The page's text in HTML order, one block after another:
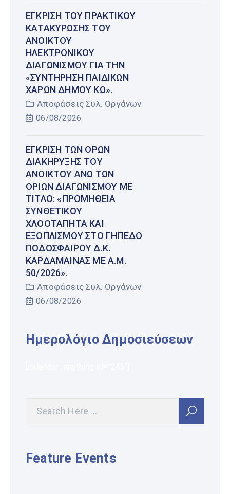
ΈΓΚΡΙΣΗ ΤΟΥ ΠΡΑΚΤΙΚΟΎ
ΚΑΤΑΚΎΡΩΣΗΣ ΤΟΥ
ΑΝΟΙΚΤΟΎ
ΗΛΕΚΤΡΟΝΙΚΟΎ
ΔΙΑΓΩΝΙΣΜΟΎ ΓΙΑ ΤΗΝ
«ΣΥΝΤΉΡΗΣΗ ΠΑΙΔΙΚΏΝ
ΧΑΡΏΝ ΔΉΜΟΥ ΚΩ».
Αποφάσεις Συλ. Οργάνων
06/08/2026
ΈΓΚΡΙΣΗ ΤΩΝ ΌΡΩΝ
ΔΙΑΚΉΡΥΞΗΣ ΤΟΥ
ΑΝΟΙΚΤΟΎ ΆΝΩ ΤΩΝ
ΟΡΊΩΝ ΔΙΑΓΩΝΙΣΜΟΎ ΜΕ
ΤΊΤΛΟ: «ΠΡΟΜΉΘΕΙΑ
ΣΥΝΘΕΤΙΚΟΎ
ΧΛΟΟΤΆΠΗΤΑ ΚΑΙ
ΕΞΟΠΛΙΣΜΟΎ ΣΤΟ ΓΉΠΕΔΟ
ΠΟΔΟΣΦΑΊΡΟΥ Δ.Κ.
ΚΑΡΔΆΜΑΙΝΑΣ ΜΕ Α.Μ.
50/2026».
Αποφάσεις Συλ. Οργάνων
06/08/2026
Ημερολόγιο Δημοσιεύσεων
Feature Events